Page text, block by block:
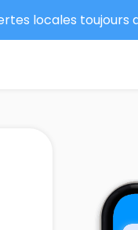
locales toujours